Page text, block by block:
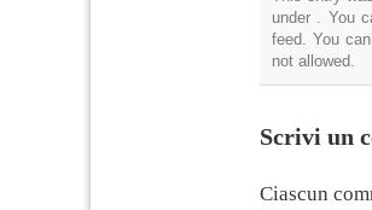
under . You
feed. You
not allowed.
Scrivi un
Ciascun